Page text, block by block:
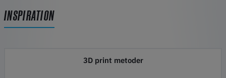
INSPIRATION
3D print metoder